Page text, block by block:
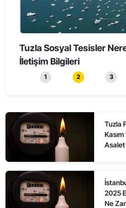
Tuzla’da Erkeklerin
Düzenlendi
1 2 3
Tuzla
Asalet
2025
Ne